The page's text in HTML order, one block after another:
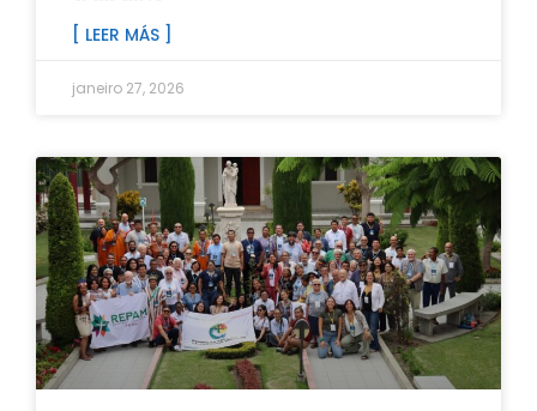
[ LEER MÁS ]
janeiro 27, 2026